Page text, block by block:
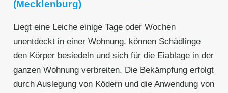
(Mecklenburg)
Liegt eine Leiche einige Tage oder Wochen
unentdeckt in einer Wohnung, können Schädlinge
den Körper besiedeln und sich für die Eiablage in der
ganzen Wohnung verbreiten. Die Bekämpfung erfolgt
durch Auslegung von Ködern und die Anwendung von